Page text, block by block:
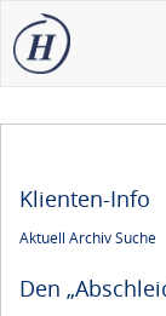
Klienten-Info
Aktuell ArchivSuche
Den